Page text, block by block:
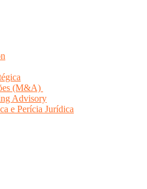
(M&A)
Advisory
e Perícia Jurídica